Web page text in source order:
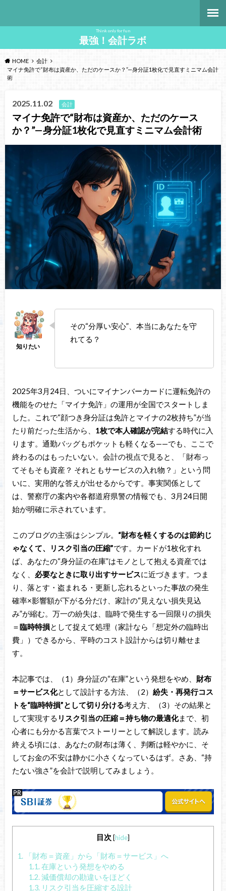
Think only for fun
最強！会計ラボ
HOME
会計
マイナ免許で“財布は資産か、ただのケースか？”—身分証1枚化で見直すミニマム会計
術
2025.11.02 会計
マイナ免許で“財布は資産か、ただのケース
か？”—身分証1枚化で見直すミニマム会計術
その“分厚い安心”、本当にあなたを守
れてる？
2025年3月24日、ついにマイナンバーカードに運転免許の
機能をのせた「マイナ免許」の運用が全国でスタートしま
した。これで“顔つき身分証は免許とマイナの2枚持ち”が当
たり前だった生活から、 1枚で本人確認が完結する時代に入
ります。通勤バッグもポケットも軽くなる——でも、ここで
終わるのはもったいない。会計の視点で見ると、「財布っ
てそもそも資産？ それともサービスの入れ物？」という問
いに、実用的な答えが出せるからです。事実関係として
は、警察庁の案内や各都道府県警の情報でも、3月24日開
始が明確に示されています。
このブログの主張はシンプル。 “財布を軽くするのは節約じ
ゃなくて、リスク引当の圧縮”です。カードが1枚化すれ
ば、あなたの“身分証の在庫”はモノとして抱える資産では
なく、 必要なときに取り出すサービスに近づきます。つま
り、落とす・盗まれる・更新し忘れるといった事故の発生
確率×影響額が下がる分だけ、家計の“見えない損失見込
み”が縮む。万一の紛失は、臨時で発生する一回限りの損失
＝臨時特損として捉えて処理（家計なら「想定外の臨時出
費」）できるから、平時のコスト設計からは切り離せま
す。
本記事では、（1）身分証の“在庫”という発想をやめ、 財布
＝サービス化として設計する方法、（2） 紛失・再発行コス
トを“臨時特損”として切り分ける考え方、（3）その結果と
して実現する リスク引当の圧縮＝持ち物の最適化まで、初
心者にも分かる言葉でストーリーとして解説します。読み
終える頃には、あなたの財布は薄く、判断は軽やかに、そ
してお金の不安は静かに小さくなっているはず。さあ、“持
たない強さ”を会計で説明してみましょう。
目次 [hide]
1.「財布＝資産」から「財布＝サービス」へ
1.1.在庫という発想をやめる
1.2.減価償却の勘違いをほどく
1.3.リスク引当を圧縮する設計